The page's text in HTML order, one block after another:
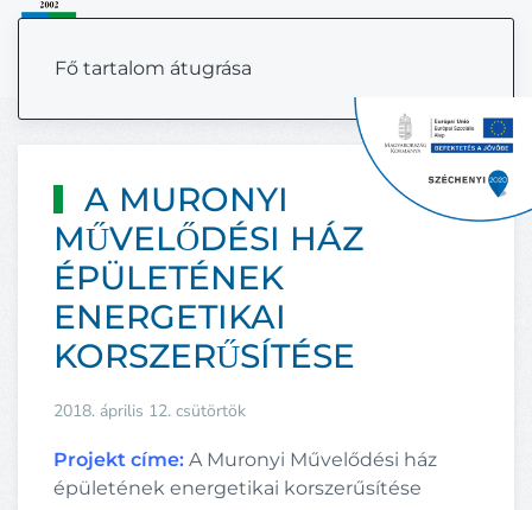
Fő tartalom átugrása
A MURONYI
MŰVELŐDÉSI HÁZ
ÉPÜLETÉNEK
ENERGETIKAI
KORSZERŰSÍTÉSE
2018. április 12. csütörtök
Projekt címe: A Muronyi Művelődési ház
épületének energetikai korszerűsítése